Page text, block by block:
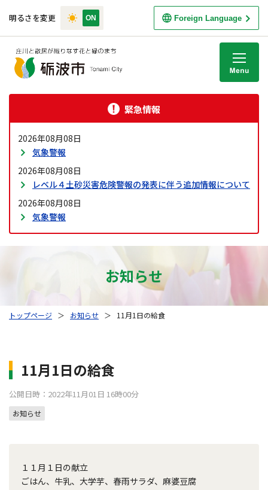
明るさを変更 Foreign Language
緊急情報
2026年08月08日
気象警報
2026年08月08日
レベル４土砂災害危険警報の発表に伴う追加情報について
2026年08月08日
気象警報
お知らせ
トップページ ＞ お知らせ ＞ 11月1日の給食
11月1日の給食
公開日時：2022年11月01日 16時00分
お知らせ
１１月１日の献立
ごはん、牛乳、大学芋、春雨サラダ、麻婆豆腐